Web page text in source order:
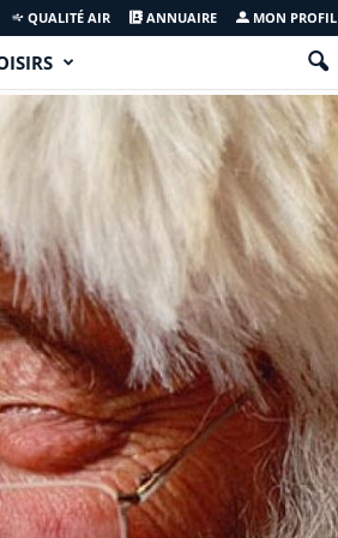
QUALITÉ AIR ANNUAIRE MON PROFIL